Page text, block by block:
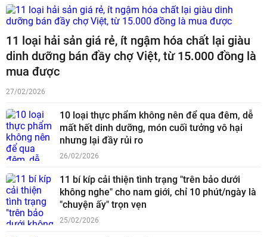
11 loại hải sản giá rẻ, ít ngậm hóa chất lại giàu
dinh dưỡng bán đầy chợ Việt, từ 15.000 đồng là
mua được
27/02/2026
10 loại thực phẩm không nên để qua đêm, dễ
mất hết dinh dưỡng, món cuối tưởng vô hại
nhưng lại đầy rủi ro
26/02/2026
11 bí kíp cải thiện tình trạng "trên bảo dưới
không nghe" cho nam giới, chỉ 10 phút/ngày là
"chuyện ấy" trọn vẹn
25/02/2026